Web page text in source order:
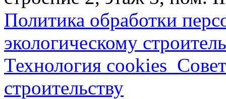
Политика обработки
экологическому
Технология
строительству